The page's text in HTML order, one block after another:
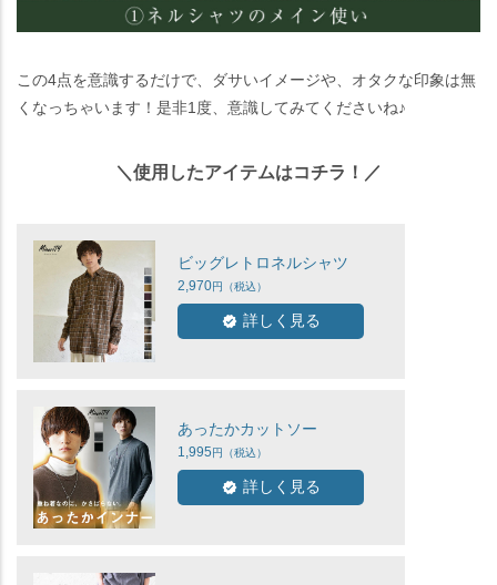
この4点を意識するだけで、ダサいイメージや、オタクな印象は無
くなっちゃいます！是非1度、意識してみてくださいね♪
＼使用したアイテムはコチラ！／
ビッグレトロネルシャツ
2,970
詳しく見る
あったかカットソー
1,995
詳しく見る